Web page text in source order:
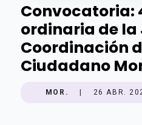
Convocatoria:
ordinaria de la
Coordinación
Ciudadano
MOR. 26 ABR.